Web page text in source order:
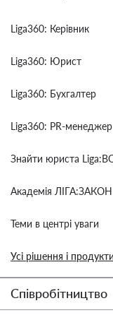
Liga360: Керівник
Liga360: Юрист
Liga360: Бухгалтер
Liga360: PR-менеджер
Знайти юриста
Академія ЛІГА:ЗАКОН
Теми в центрі уваги
Усі рішення і
Співробітництво